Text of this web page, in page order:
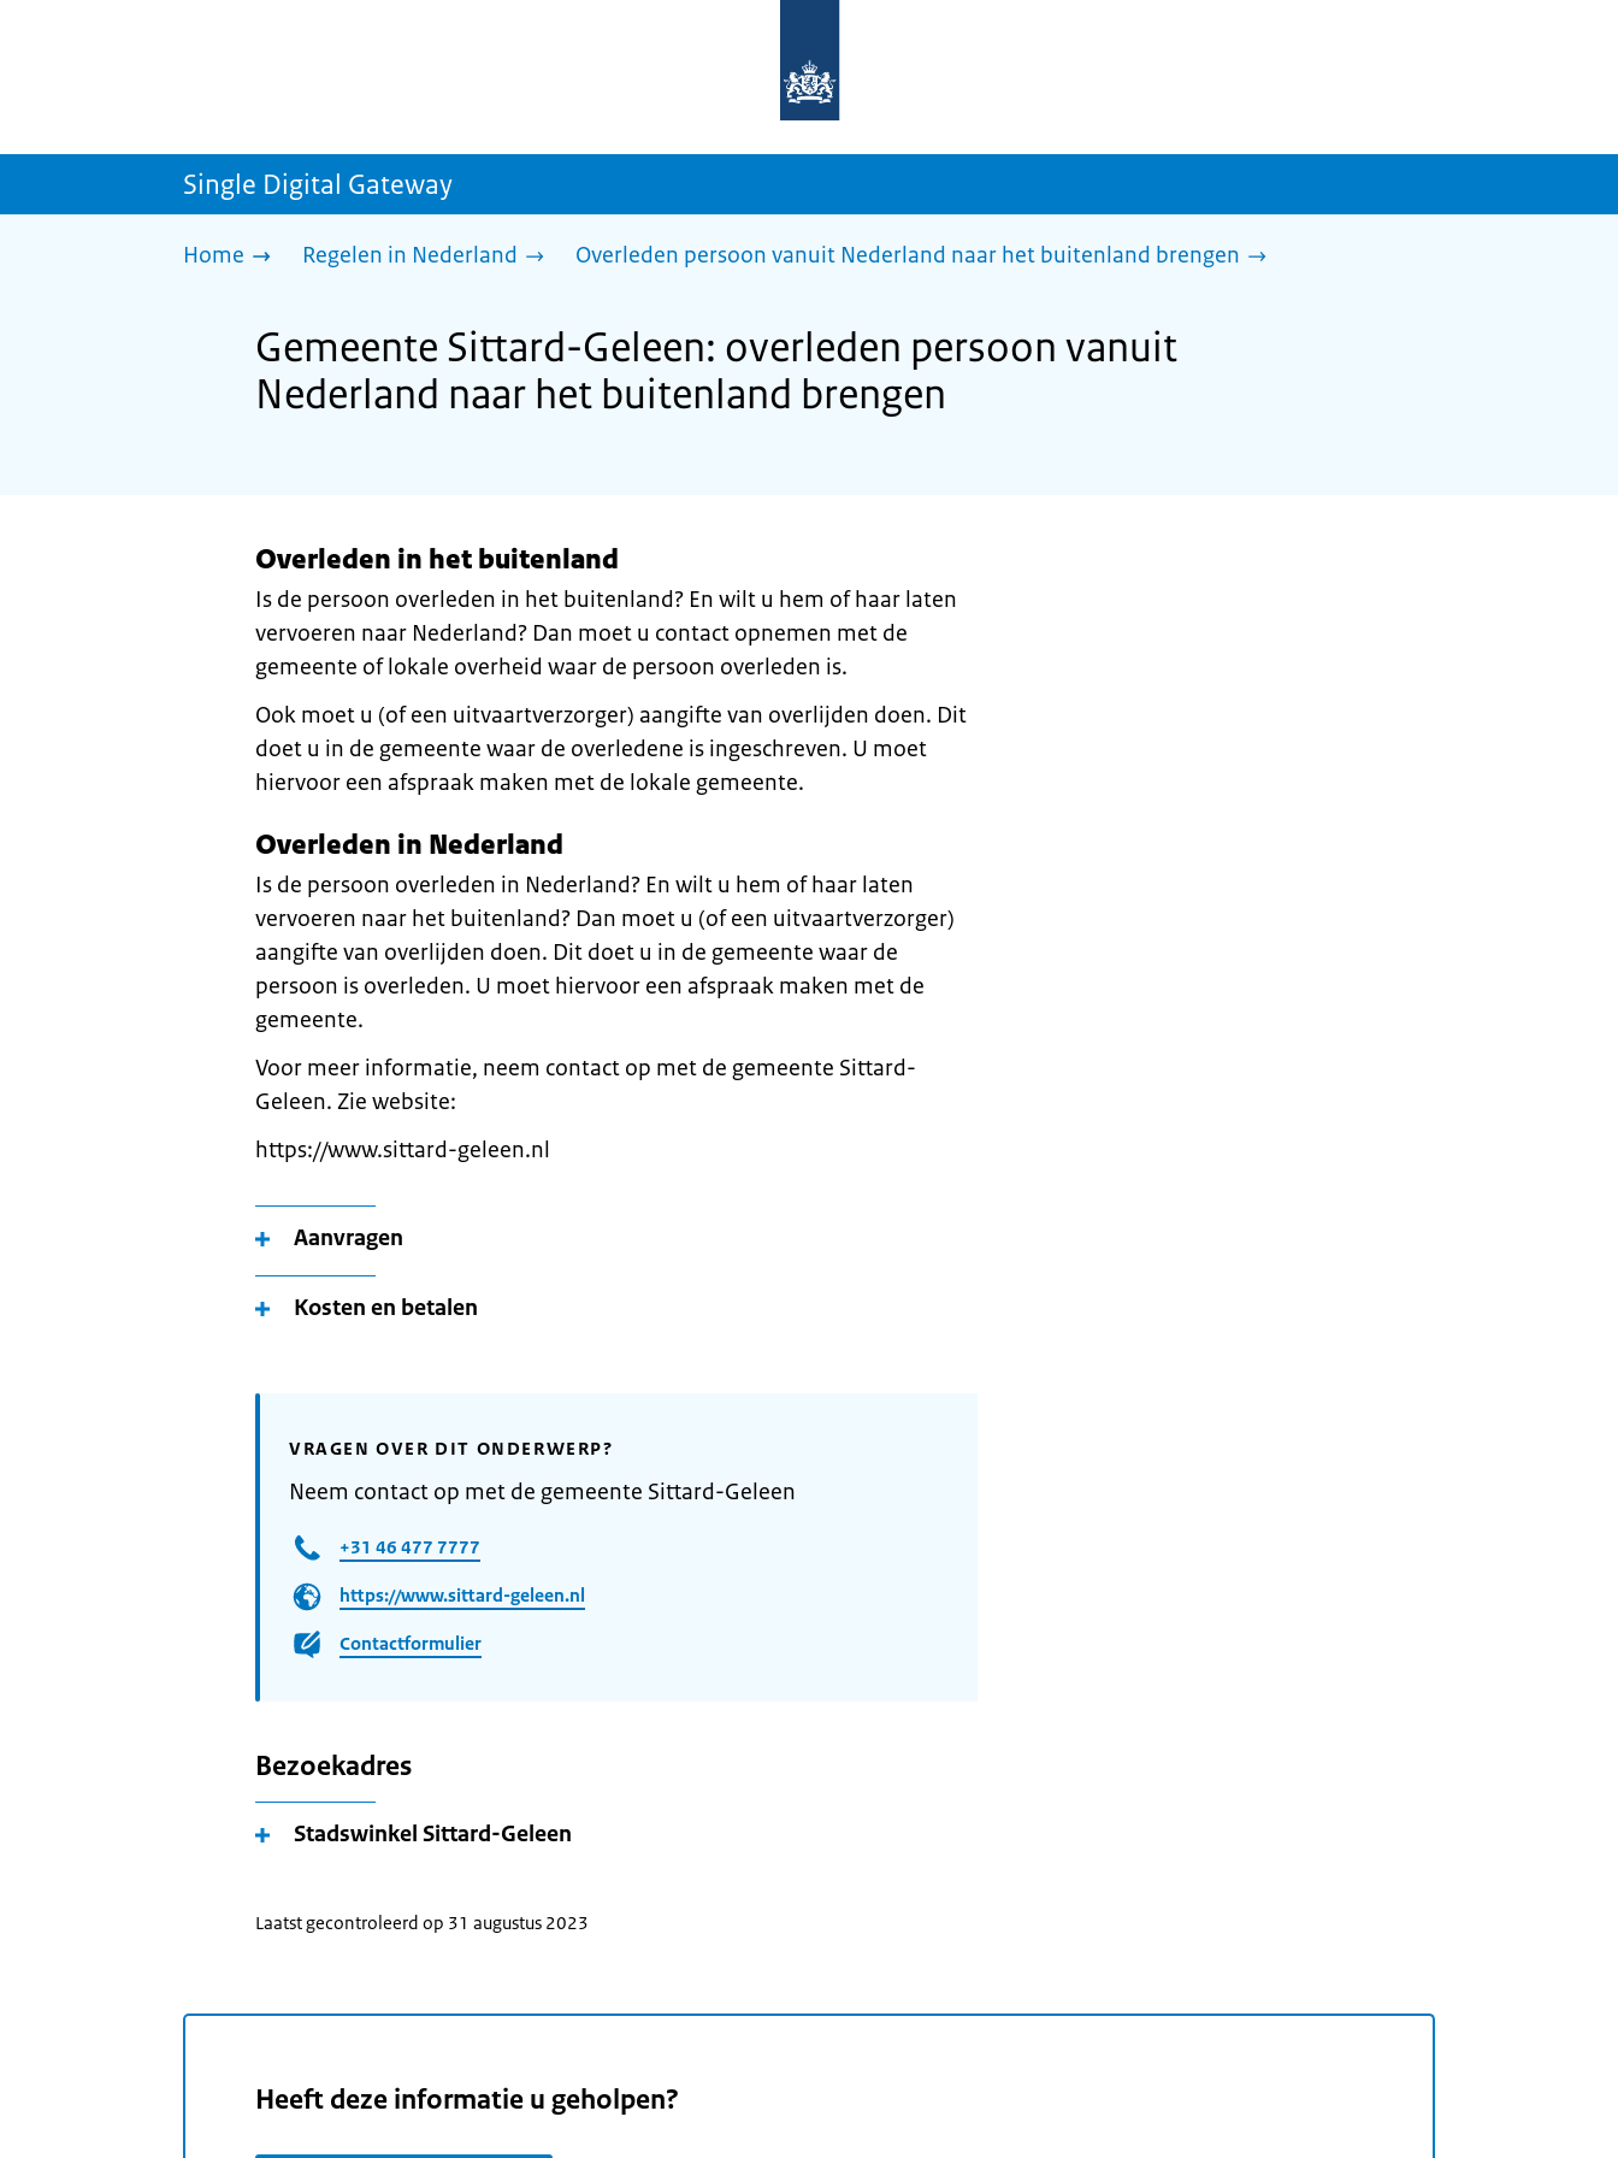
homepage
sdg.rijksoverheid.nl
Single Digital Gateway
Home Regelen in Nederland Overleden persoon vanuit Nederland naar het buitenland brengen
Gemeente Sittard-Geleen: overleden persoon vanuit
Nederland naar het buitenland brengen
Overleden in het buitenland
Is de persoon overleden in het buitenland? En wilt u hem of haar laten
vervoeren naar Nederland? Dan moet u contact opnemen met de
gemeente of lokale overheid waar de persoon overleden is.
Ook moet u (of een uitvaartverzorger) aangifte van overlijden doen. Dit
doet u in de gemeente waar de overledene is ingeschreven. U moet
hiervoor een afspraak maken met de lokale gemeente.
Overleden in Nederland
Is de persoon overleden in Nederland? En wilt u hem of haar laten
vervoeren naar het buitenland? Dan moet u (of een uitvaartverzorger)
aangifte van overlijden doen. Dit doet u in de gemeente waar de
persoon is overleden. U moet hiervoor een afspraak maken met de
gemeente.
Voor meer informatie, neem contact op met de gemeente Sittard-
Geleen. Zie website:
https://www.sittard-geleen.nl
Aanvragen
Kosten en betalen
VRAGEN OVER DIT ONDERWERP?
Neem contact op met de gemeente Sittard-Geleen
+31 46 477 7777
https://www.sittard-geleen.nl
Contactformulier
Bezoekadres
Stadswinkel Sittard-Geleen
Laatst gecontroleerd op 31 augustus 2023
Heeft deze informatie u geholpen?